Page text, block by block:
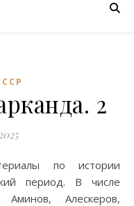
2
период. В числе
Алескеров,